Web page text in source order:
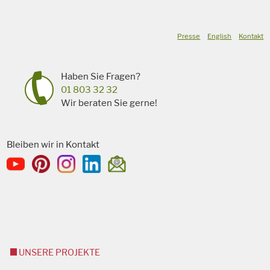
Presse English Kontakt
Haben Sie Fragen?
01 803 32 32
Wir beraten Sie gerne!
Bleiben wir in Kontakt
UNSERE PROJEKTE